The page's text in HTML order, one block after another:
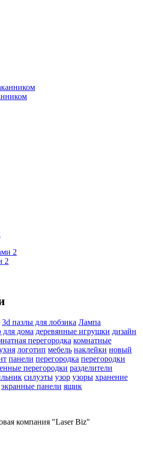
2
3d пазлы для лобзика Лампа
для дома деревянные игрушки дизайн
перегородка комнатные
логотип мебель наклейки новый
панели перегородка перегородки
перегородки разделители
силуэты узор узоры хранение
экранные панели ящик
компания "Laser Biz"